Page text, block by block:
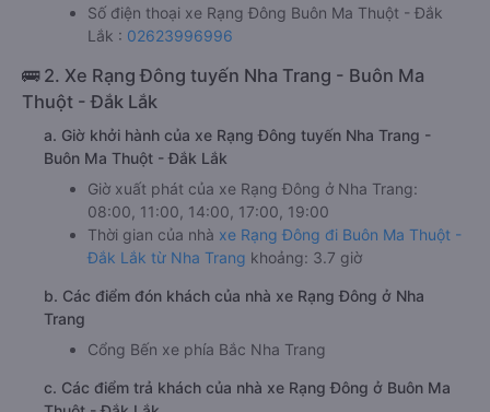
Số điện thoại xe Rạng Đông Buôn Ma Thuột - Đắk
Lắk : 02623996996
🚌 2. Xe Rạng Đông tuyến Nha Trang - Buôn Ma
Thuột - Đắk Lắk
a. Giờ khởi hành của xe Rạng Đông tuyến Nha Trang -
Buôn Ma Thuột - Đắk Lắk
Giờ xuất phát của xe Rạng Đông ở Nha Trang:
08:00, 11:00, 14:00, 17:00, 19:00
Thời gian của nhà xe Rạng Đông đi Buôn Ma Thuột -
Đắk Lắk từ Nha Trang khoảng: 3.7 giờ
b. Các điểm đón khách của nhà xe Rạng Đông ở Nha
Trang
Cổng Bến xe phía Bắc Nha Trang
c. Các điểm trả khách của nhà xe Rạng Đông ở Buôn Ma